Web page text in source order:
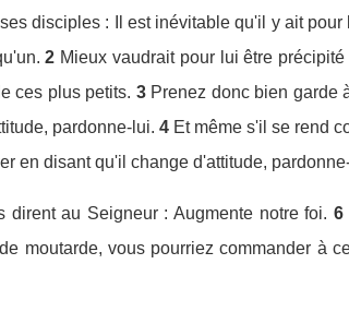
disciples : Il est inévitable qu'il y ait
2 Mieux vaudrait pour lui être
ces plus petits. 3 Prenez donc bien garde
pardonne-lui. 4 Et même s'il se rend
en disant qu'il change d'attitude,
dirent au Seigneur : Augmente notre foi. 6
moutarde, vous pourriez commander à